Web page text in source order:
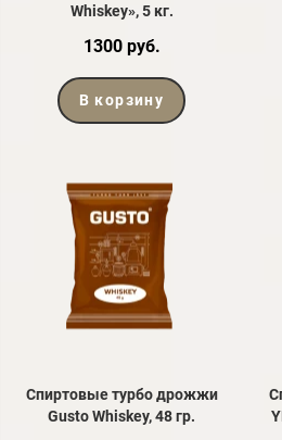
Whiskey», 5 кг.
1300 руб.
В корзину
Спиртовые турбо дрожжи
Gusto Whiskey, 48 гр.